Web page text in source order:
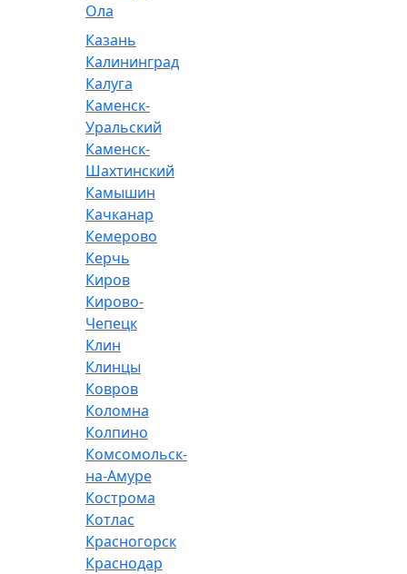
Ола
Казань
Калининград
Калуга
Каменск-
Уральский
Каменск-
Шахтинский
Камышин
Качканар
Кемерово
Керчь
Киров
Кирово-
Чепецк
Клин
Клинцы
Ковров
Коломна
Колпино
Комсомольск-
на-Амуре
Кострома
Котлас
Красногорск
Краснодар